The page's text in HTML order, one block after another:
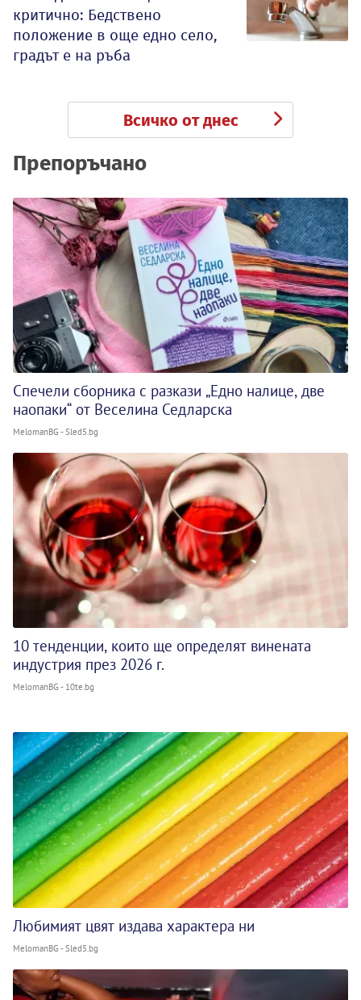
критично: Бедствено
положение в още едно село,
градът е на ръба
Всичко от днес
Препоръчано
Спечели сборника с разкази „Едно налице, две
наопаки“ от Веселина Седларска
MelomanBG - Sled5.bg
10 тенденции, които ще определят винената
индустрия през 2026 г.
MelomanBG - 10te.bg
Любимият цвят издава характера ни
MelomanBG - Sled5.bg